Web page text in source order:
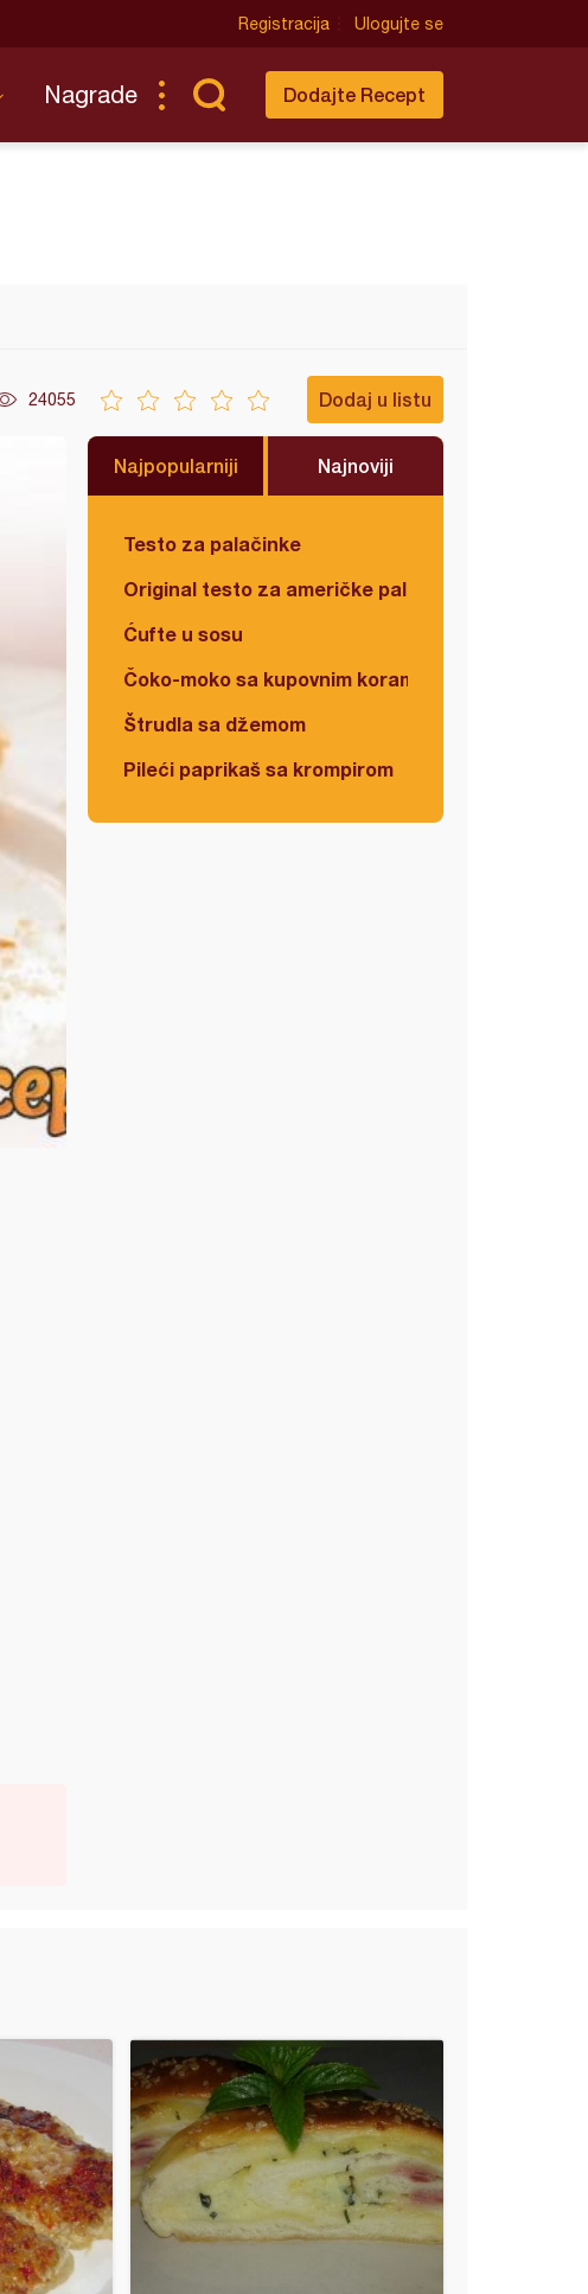
Registracija Ulogujte se
Nagrade Dodajte Recept
24055 Dodaj u listu
Najpopularniji Najnoviji
Testo za palačinke
Original testo za američke palačinke
Ćufte u sosu
Čoko-moko sa kupovnim korama
Štrudla sa džemom
Pileći paprikaš sa krompirom